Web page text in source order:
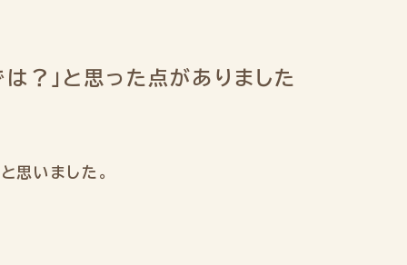
？」と思った点がありました
思いました。